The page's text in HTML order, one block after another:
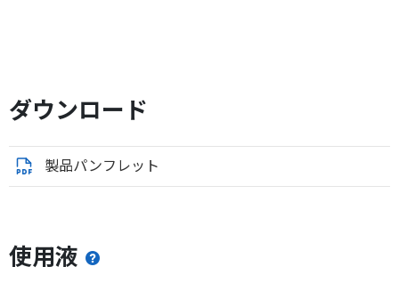
ダウンロード
製品パンフレット
使用液